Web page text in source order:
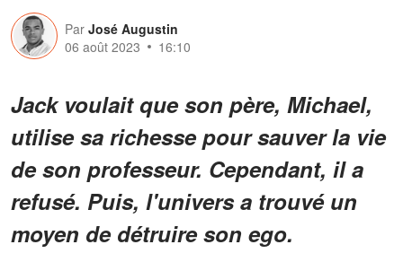
Par José Augustin
06 août 2023
16:10
Jack voulait que son père, Michael,
utilise sa richesse pour sauver la vie
de son professeur. Cependant, il a
refusé. Puis, l'univers a trouvé un
moyen de détruire son ego.